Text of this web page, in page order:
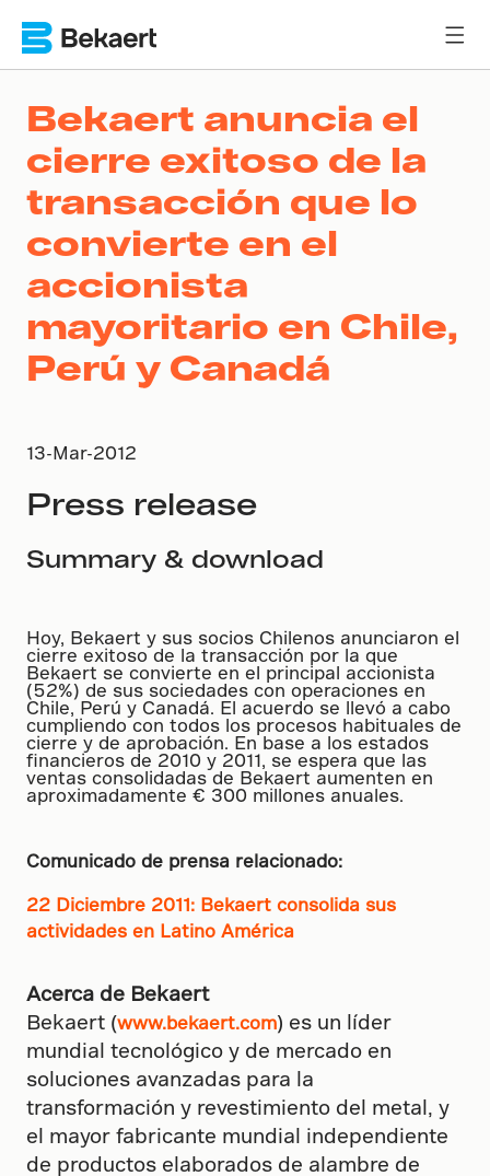
Bekaert anuncia el
cierre exitoso de la
transacción que lo
convierte en el
accionista
mayoritario en Chile,
Perú y Canadá
13-Mar-2012
Press release
Summary & download
Hoy, Bekaert y sus socios Chilenos anunciaron el
cierre exitoso de la transacción por la que
Bekaert se convierte en el principal accionista
(52%) de sus sociedades con operaciones en
Chile, Perú y Canadá. El acuerdo se llevó a cabo
cumpliendo con todos los procesos habituales de
cierre y de aprobación. En base a los estados
financieros de 2010 y 2011, se espera que las
ventas consolidadas de Bekaert aumenten en
aproximadamente € 300 millones anuales.
Comunicado de prensa relacionado:
22 Diciembre 2011: Bekaert consolida sus
actividades en Latino América
Acerca de Bekaert
Bekaert (www.bekaert.com) es un líder
mundial tecnológico y de mercado en
soluciones avanzadas para la
transformación y revestimiento del metal, y
el mayor fabricante mundial independiente
de productos elaborados de alambre de